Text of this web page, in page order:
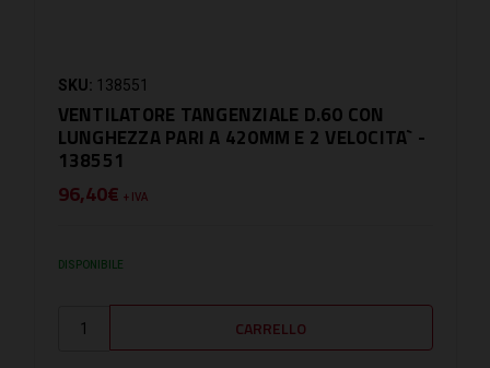
SKU: 138551
VENTILATORE TANGENZIALE D.60 CON
LUNGHEZZA PARI A 420MM E 2 VELOCITA` -
138551
96,40€ + IVA
DISPONIBILE